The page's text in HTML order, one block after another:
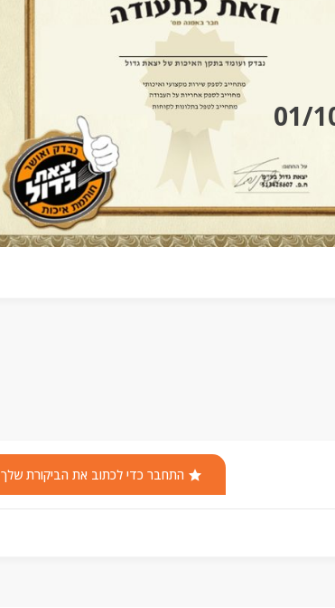
התחבר כדי לכתוב את הביקורת שלך